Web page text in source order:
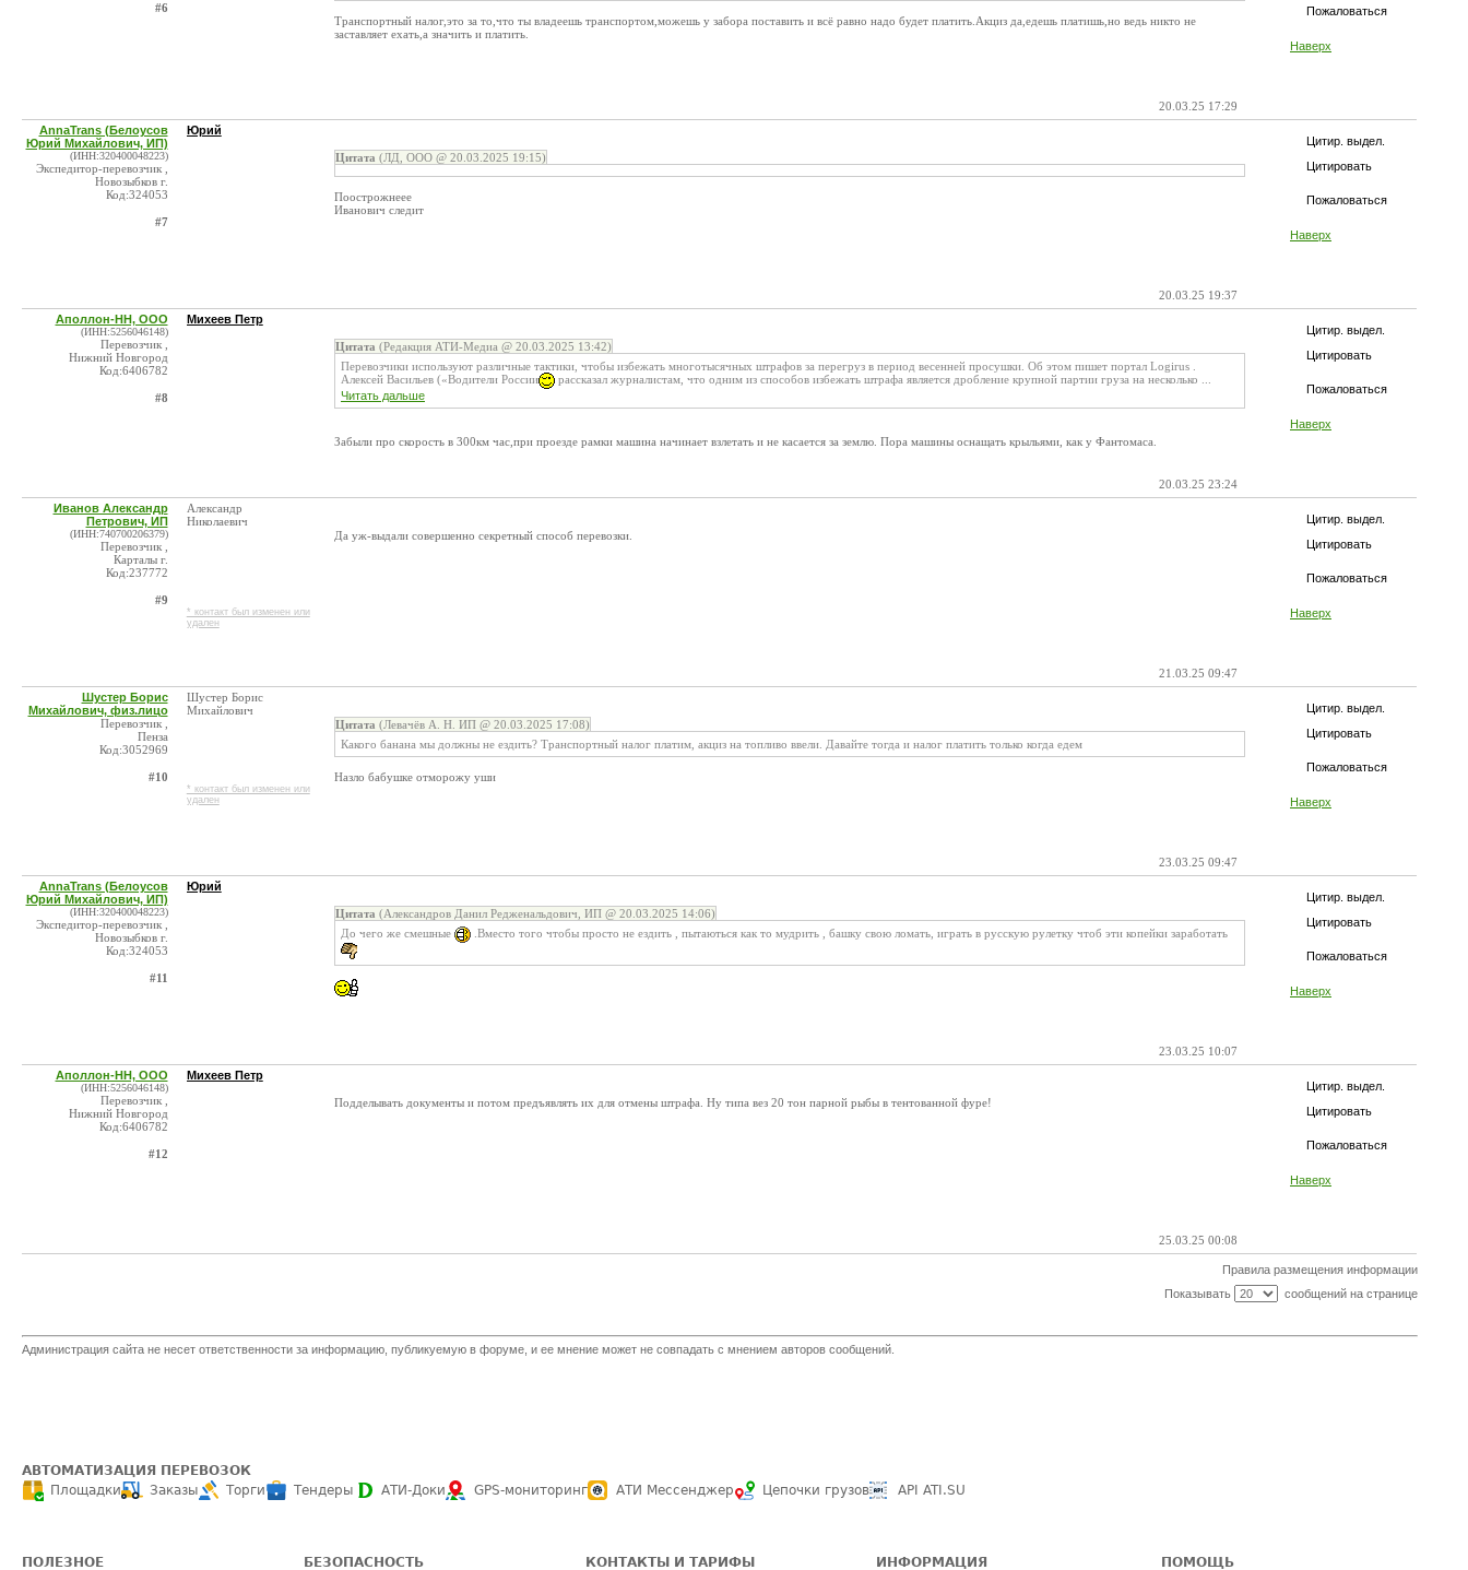
Пожаловаться
Наверх
#6
Транспортный налог,это за то,что ты владеешь транспортом,можешь у забора поставить и всё равно надо будет платить.Акциз да,едешь платишь,но ведь никто не
заставляет ехать,а значить и платить.
20.03.25 17:29
Цитир. выдел.
Цитировать
Пожаловаться
Наверх
AnnaTrans (Белоусов
Юрий Михайлович, ИП)
(ИНН:320400048223)
Экспедитор-перевозчик ,
Новозыбков г.
Код:324053
#7
Юрий
Цитата (ЛД, ООО @ 20.03.2025 19:15)
Поострожнеее
Иванович следит
20.03.25 19:37
Цитир. выдел.
Цитировать
Пожаловаться
Наверх
Аполлон-НН, ООО
(ИНН:5256046148)
Перевозчик ,
Нижний Новгород
Код:6406782
#8
Михеев Петр
Цитата (Редакция АТИ-Медиа @ 20.03.2025 13:42)
Перевозчики используют различные тактики, чтобы избежать многотысячных штрафов за перегруз в период весенней просушки. Об этом пишет портал Logirus .
Алексей Васильев («Водители России
рассказал журналистам, что одним из способов избежать штрафа является дробление крупной партии груза на несколько ...
Читать дальше
Забыли про скорость в 300км час,при проезде рамки машина начинает взлетать и не касается за землю. Пора машины оснащать крыльями, как у Фантомаса.
20.03.25 23:24
Цитир. выдел.
Цитировать
Пожаловаться
Наверх
Иванов Александр
Петрович, ИП
(ИНН:740700206379)
Перевозчик ,
Карталы г.
Код:237772
#9
Александр
Николаевич
* контакт был изменен или
удален
Да уж-выдали совершенно секретный способ перевозки.
21.03.25 09:47
Цитир. выдел.
Цитировать
Пожаловаться
Наверх
Шустер Борис
Михайлович, физ.лицо
Перевозчик ,
Пенза
Код:3052969
#10
Шустер Борис
Михайлович
* контакт был изменен или
удален
Цитата (Левачёв А. Н. ИП @ 20.03.2025 17:08)
Какого банана мы должны не ездить? Транспортный налог платим, акциз на топливо ввели. Давайте тогда и налог платить только когда едем
Назло бабушке отморожу уши
23.03.25 09:47
Цитир. выдел.
Цитировать
Пожаловаться
Наверх
AnnaTrans (Белоусов
Юрий Михайлович, ИП)
(ИНН:320400048223)
Экспедитор-перевозчик ,
Новозыбков г.
Код:324053
#11
Юрий
Цитата (Александров Данил Редженальдович, ИП @ 20.03.2025 14:06)
До чего же смешные
.Вместо того чтобы просто не ездить , пытаються как то мудрить , башку свою ломать, играть в русскую рулетку чтоб эти копейки заработать
23.03.25 10:07
Цитир. выдел.
Цитировать
Пожаловаться
Наверх
Аполлон-НН, ООО
(ИНН:5256046148)
Перевозчик ,
Нижний Новгород
Код:6406782
#12
Михеев Петр
Подделывать документы и потом предъявлять их для отмены штрафа. Ну типа вез 20 тон парной рыбы в тентованной фуре!
25.03.25 00:08
Правила размещения информации
Показывать
сообщений на странице
Администрация сайта не несет ответственности за информацию, публикуемую в форуме, и ее мнение может не совпадать с мнением авторов сообщений.
АВТОМАТИЗАЦИЯ ПЕРЕВОЗОК
Площадки
Заказы Торги Тендеры АТИ-Доки GPS-мониторинг АТИ Мессенджер Цепочки грузов API ATI.SU
ПОЛЕЗНОЕ БЕЗОПАСНОСТЬ КОНТАКТЫ И ТАРИФЫ ИНФОРМАЦИЯ ПОМОЩЬ